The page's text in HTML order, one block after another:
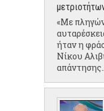
«Με
ήταν η
Νίκου